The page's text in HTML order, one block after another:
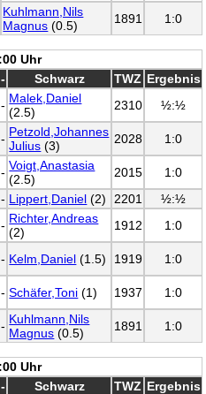
Kuhlmann,Nils
Magnus (0.5) 1891 1:0
Uhr
- Schwarz TWZ Ergebnis
- Malek,Daniel
(2.5)
2310 ½:½
- Petzold,Johannes
Julius (3) 2028 1:0
- Voigt,Anastasia
(2.5)
2015
1:0
- Lippert,Daniel (2) 2201
½:½
- Richter,Andreas
(2)
1912 1:0
- Kelm,Daniel (1.5) 1919 1:0
- Schäfer,Toni (1) 1937 1:0
- Kuhlmann,Nils
Magnus (0.5) 1891 1:0
Uhr
- Schwarz TWZ Ergebnis